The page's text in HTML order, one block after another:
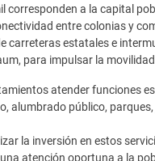
corresponden a la capital
entre colonias y
estatales e
para impulsar la
atender funciones
alumbrado público,
la inversión en estos
atención oportuna a la